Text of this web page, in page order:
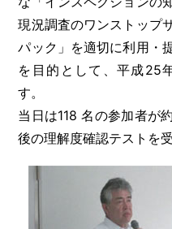
現況調査のワンストップ
パック」を適切に利用・
を目的として、平成25
す。
当日は118 名の参加者が
後の理解度確認テストを